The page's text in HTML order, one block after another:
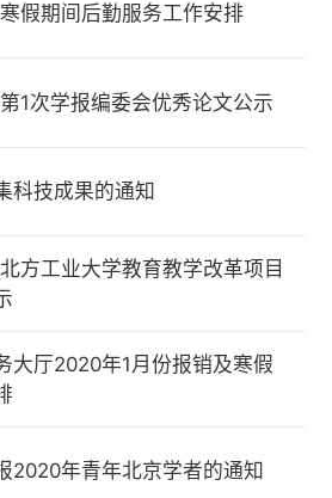
假期间后勤服务工作安排
1次学报编委会优秀论文公示
科技成果的通知
方工业大学教育教学改革项目
大厅2020年1月份报销及寒假
2020年青年北京学者的通知